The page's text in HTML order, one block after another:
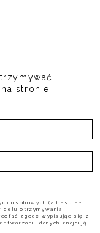
stronie
osobowych (adresu e-
celu otrzymywania
zgodę wypisując się z
danych znajdują